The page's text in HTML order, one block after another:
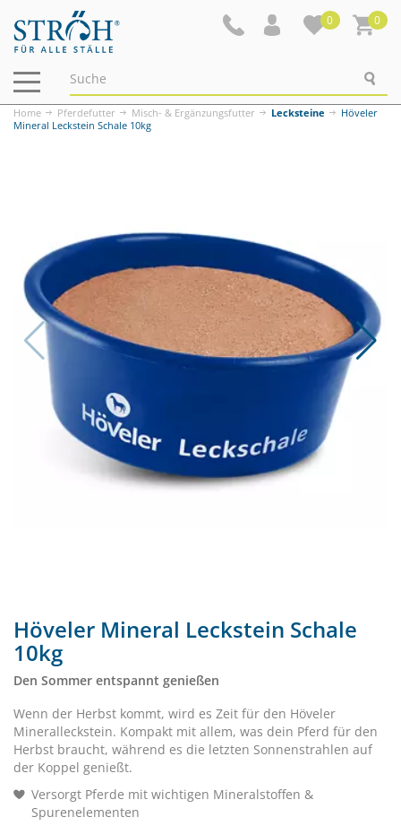
0 0
Navigation
ein-/ausblenden
Home Pferdefutter Misch- & Ergänzungsfutter Lecksteine
Höveler
Mineral Leckstein Schale 10kg
Höveler Mineral Leckstein Schale
10kg
Den Sommer entspannt genießen
Wenn der Herbst kommt, wird es Zeit für den Höveler
Mineralleckstein. Kompakt mit allem, was dein Pferd für den
Herbst braucht, während es die letzten Sonnenstrahlen auf
der Koppel genießt.
Versorgt Pferde mit wichtigen Mineralstoffen &
Spurenelementen